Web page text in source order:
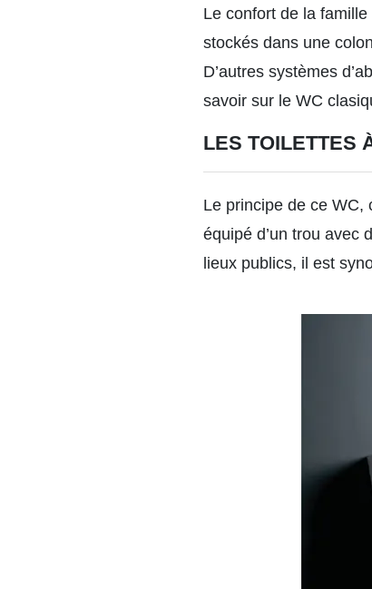
Le confort de la
stockés dans une
D’autres systèmes
savoir sur le WC
LES TOILETTES
Le principe de ce WC,
équipé d’un trou avec
lieux publics, il est